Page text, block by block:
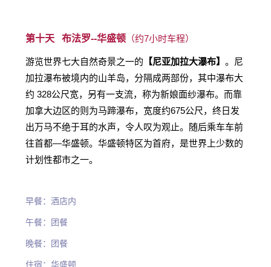
第十天 布法罗--华盛顿 （约7小时车程）
游览世界七大自然奇景之一的 【尼亚加拉大瀑布】 。尼
加拉瀑布被境内的山羊岛，分隔成两部份，其中瀑布大
约 328公尺宽，另有一支流，称为新娘面纱瀑布。而靠
加拿大边区的则为马蹄瀑布，宽度约675公尺，终日发
出万马不绝于耳的水声，令人叹为观止。随后乘车车前
往首都—华盛顿。华盛顿特区为首府，是世界上少数的
计划性都市之一。
早餐：酒店内
午餐：团餐
晚餐：团餐
住宿：华盛顿